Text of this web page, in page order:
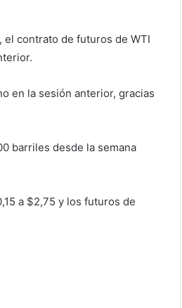
el contrato de futuros de WTI
en la sesión anterior, gracias
barriles desde la semana
a $2,75 y los futuros de